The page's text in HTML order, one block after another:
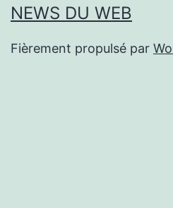
NEWS DU WEB
Fièrement propulsé par